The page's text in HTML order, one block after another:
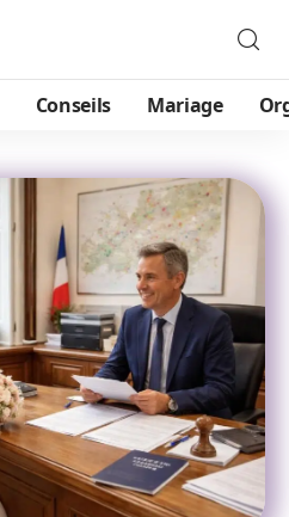
Conseils Mariage